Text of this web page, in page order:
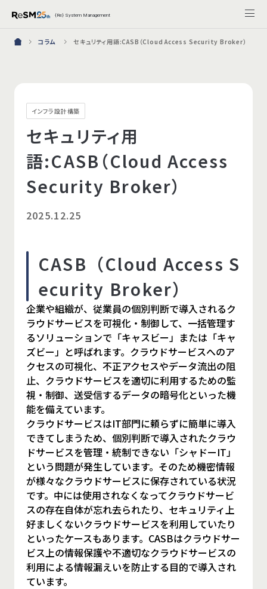
{Re} System Management
コラム セキュリティ用語:CASB（Cloud Access Security Broker）
インフラ設計構築
セキュリティ用
語:CASB（Cloud Access
Security Broker）
2025.12.25
CASB（Cloud Access S
ecurity Broker）
企業や組織が、従業員の個別判断で導入されるク
ラウドサービスを可視化・制御して、一括管理す
るソリューションで「キャスビー」または「キャ
ズビー」と呼ばれます。クラウドサービスへのア
クセスの可視化、不正アクセスやデータ流出の阻
止、クラウドサービスを適切に利用するための監
視・制御、送受信するデータの暗号化といった機
能を備えています。
クラウドサービスはIT部門に頼らずに簡単に導入
できてしまうため、個別判断で導入されたクラウ
ドサービスを管理・統制できない「シャドーIT」
という問題が発生しています。そのため機密情報
が様々なクラウドサービスに保存されている状況
です。中には使用されなくなってクラウドサービ
スの存在自体が忘れ去られたり、セキュリティ上
好ましくないクラウドサービスを利用していたり
といったケースもあります。CASBはクラウドサー
ビス上の情報保護や不適切なクラウドサービスの
利用による情報漏えいを防止する目的で導入され
ています。